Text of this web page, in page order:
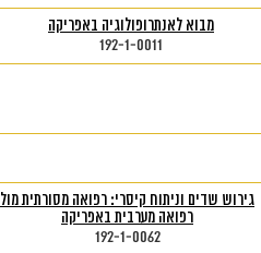
מבוא לאנתרופולוגיה באפריקה
192-1-0011
גירוש שדים וניתוח קיסרי: רפואה מסורתית מול
רפואה מערבית באפריקה
192-1-0062